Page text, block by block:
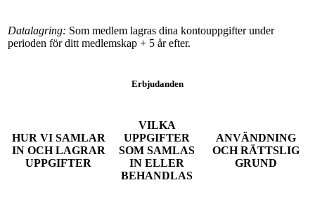
Datalagring: Som medlem lagras dina kontouppgifter under
perioden för ditt medlemskap + 5 år efter.
Erbjudanden
HUR VI SAMLAR
IN OCH LAGRAR
UPPGIFTER
VILKA
UPPGIFTER
SOM SAMLAS
IN ELLER
BEHANDLAS
ANVÄNDNING
OCH RÄTTSLIG
GRUND